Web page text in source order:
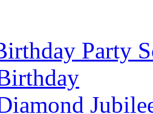
Party